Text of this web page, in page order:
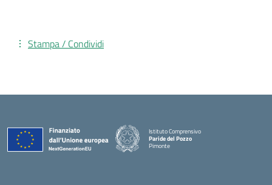
Stampa / Condividi
Istituto Comprensivo
Paride del Pozzo
Pimonte